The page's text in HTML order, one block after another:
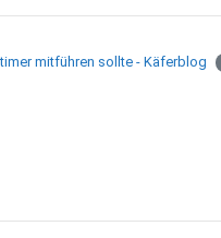
mitführen sollte - Käferblog